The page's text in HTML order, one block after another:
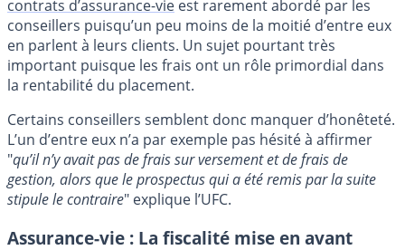
contrats d’assurance-vie est rarement abordé par les
conseillers puisqu’un peu moins de la moitié d’entre eux
en parlent à leurs clients. Un sujet pourtant très
important puisque les frais ont un rôle primordial dans
la rentabilité du placement.
Certains conseillers semblent donc manquer d’honêteté.
L’un d’entre eux n’a par exemple pas hésité à affirmer
"qu’il n’y avait pas de frais sur versement et de frais de
gestion, alors que le prospectus qui a été remis par la suite
stipule le contraire" explique l’UFC.
Assurance-vie : La fiscalité mise en avant